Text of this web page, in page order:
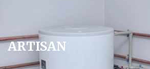
ARTISAN